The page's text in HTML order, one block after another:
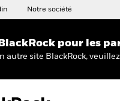
Notre société
pour les
autre site BlackRock,